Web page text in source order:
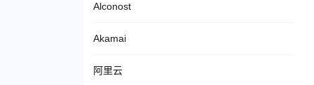
Alconost
Akamai
阿里云